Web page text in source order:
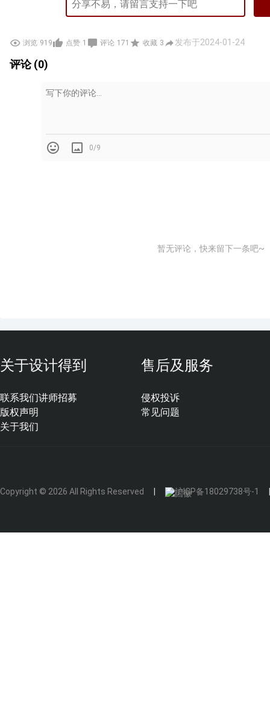
浏览 919 点赞 1 评论 171 收藏 3 发布于2024-01-24
评论 (0)
0/9
暂无评论，快来留下一条吧~
关于设计得到
联系我们
版权声明
关于我们
讲师招募
售后及服务
侵权投诉
常见问题
Copyright © 2026 All Rights Reserved 沪ICP备18029738号-1